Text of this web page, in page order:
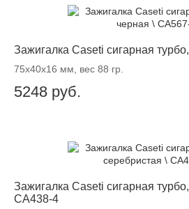
Зажигалка Caseti сигарная
75x40x16 мм, вес 88 гр.
5248 руб.
Зажигалка Caseti сигарная
CA438-4